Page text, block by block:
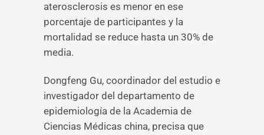
aterosclerosis es menor en ese
porcentaje de participantes y la
mortalidad se reduce hasta un 30% de
media.
Dongfeng Gu, coordinador del estudio e
investigador del departamento de
epidemiología de la Academia de
Ciencias Médicas china, precisa que